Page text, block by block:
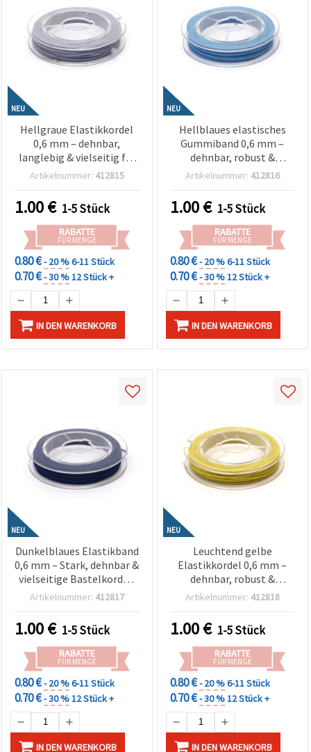
NEU
Hellgraue Elastikkordel
0,6 mm – dehnbar,
langlebig & vielseitig für
Basteln & Handarbeiten,
Artikelnummer: 412815
1.00€ 1-5 Stück
RABATTE
FÜR MENGE
0.80 €- 20 %6-11 Stück
0.70 €- 30 %12 Stück +
IN DEN WARENKORB
NEU
Hellblaues elastisches
Gummiband 0,6 mm –
dehnbar, robust &
dekorativ, Bastelschnur
Artikelnummer: 412816
1.00€ 1-5 Stück
RABATTE
FÜR MENGE
0.80 €- 20 %6-11 Stück
0.70 €- 30 %12 Stück +
IN DEN WARENKORB
NEU
Dunkelblaues Elastikband
0,6 mm – Stark, dehnbar &
vielseitige Bastelkordel,
ca. 10 m Rolle
Artikelnummer: 412817
1.00€ 1-5 Stück
RABATTE
FÜR MENGE
0.80 €- 20 %6-11 Stück
0.70 €- 30 %12 Stück +
IN DEN WARENKORB
NEU
Leuchtend gelbe
Elastikkordel 0,6 mm –
dehnbar, robust &
dekorativ, Gummischnur
Artikelnummer: 412818
1.00€ 1-5 Stück
RABATTE
FÜR MENGE
0.80 €- 20 %6-11 Stück
0.70 €- 30 %12 Stück +
IN DEN WARENKORB